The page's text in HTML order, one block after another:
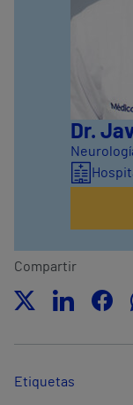
Dr.
Compartir
Etiquetas